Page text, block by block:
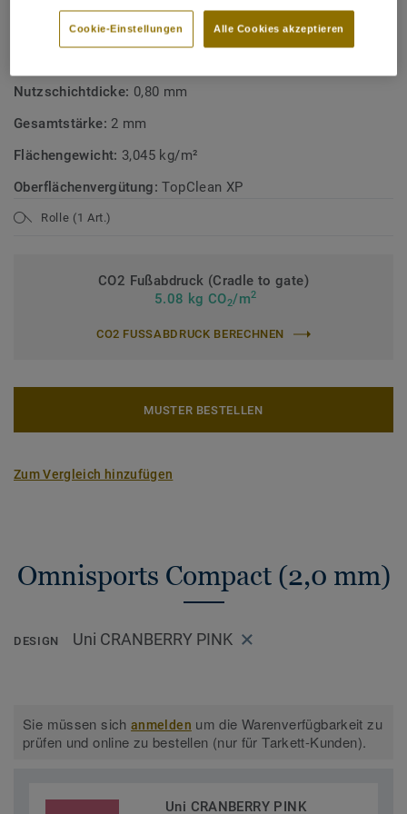
TECHNISCHE DATEN
Nutzschichtdicke: 0,80 mm
Gesamtstärke: 2 mm
Flächengewicht: 3,045 kg/m²
Oberflächenvergütung:TopClean XP
Rolle (1 Art.)
CO2 Fußabdruck (Cradle to gate)
5.08 kg CO2/m2
CO2 FUSSABDRUCK BERECHNEN
MUSTER BESTELLEN
Zum Vergleich hinzufügen
Omnisports Compact (2,0 mm)
DESIGN Uni CRANBERRY PINK
Sie müssen sichanmelden um die Warenverfügbarkeit zu
prüfen und online zu bestellen (nur für Tarkett-Kunden).
Uni CRANBERRY PINK
Alle Cookies akzeptieren
Cookie-Einstellungen